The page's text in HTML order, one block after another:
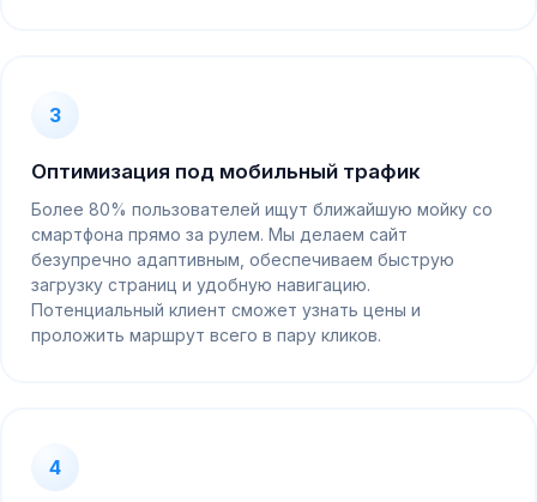
3
Оптимизация под мобильный трафик
Более 80% пользователей ищут ближайшую мойку со
смартфона прямо за рулем. Мы делаем сайт
безупречно адаптивным, обеспечиваем быструю
загрузку страниц и удобную навигацию.
Потенциальный клиент сможет узнать цены и
проложить маршрут всего в пару кликов.
4